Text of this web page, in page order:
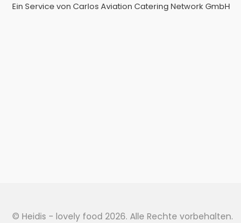
Ein Service von Carlos Aviation Catering Network GmbH
© Heidis - lovely food 2026. Alle Rechte vorbehalten.